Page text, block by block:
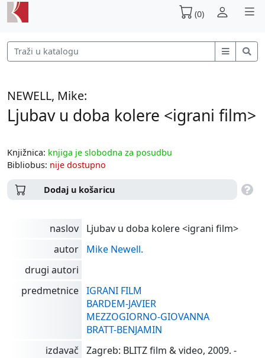
(0)
NEWELL, Mike:
Ljubav u doba kolere <igrani film>
Knjižnica: knjiga je slobodna za posudbu
Bibliobus: nije dostupno
Dodaj u košaricu
naslov
Ljubav u doba kolere <igrani film>
autor
Mike Newell.
drugi autori
predmetnice IGRANI FILM
BARDEM-JAVIER
MEZZOGIORNO-GIOVANNA
BRATT-BENJAMIN
izdavač
Zagreb: BLITZ film & video, 2009. -